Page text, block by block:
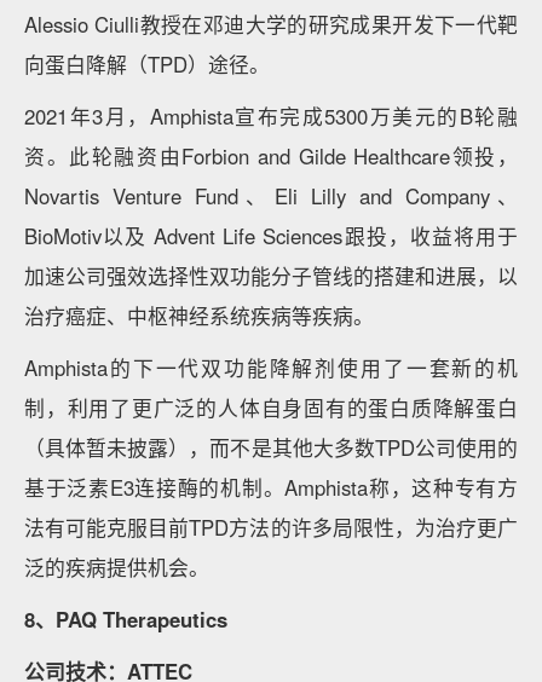
Alessio Ciulli教授在邓迪大学的研究成果开发下一代靶
向蛋白降解（TPD）途径。
2021年3月，Amphista宣布完成5300万美元的B轮融
资。此轮融资由Forbion and Gilde Healthcare领投，
Novartis Venture Fund、Eli Lilly and Company、
BioMotiv以及 Advent Life Sciences跟投，收益将用于
加速公司强效选择性双功能分子管线的搭建和进展，以
治疗癌症、中枢神经系统疾病等疾病。
Amphista的下一代双功能降解剂使用了一套新的机
制，利用了更广泛的人体自身固有的蛋白质降解蛋白
（具体暂未披露），而不是其他大多数TPD公司使用的
基于泛素E3连接酶的机制。Amphista称，这种专有方
法有可能克服目前TPD方法的许多局限性，为治疗更广
泛的疾病提供机会。
8、PAQ Therapeutics
公司技术：ATTEC